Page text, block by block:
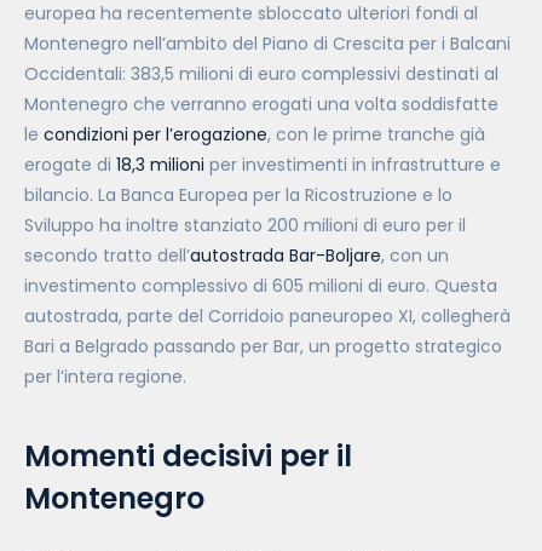
europea ha recentemente sbloccato ulteriori fondi al
Montenegro nell’ambito del Piano di Crescita per i Balcani
Occidentali: 383,5 milioni di euro complessivi destinati al
Montenegro che verranno erogati una volta soddisfatte
le condizioni per l’erogazione, con le prime tranche già
erogate di 18,3 milioni per investimenti in infrastrutture e
bilancio. La Banca Europea per la Ricostruzione e lo
Sviluppo ha inoltre stanziato 200 milioni di euro per il
secondo tratto dell’autostrada Bar-Boljare, con un
investimento complessivo di 605 milioni di euro. Questa
autostrada, parte del Corridoio paneuropeo XI, collegherà
Bari a Belgrado passando per Bar, un progetto strategico
per l’intera regione.
Momenti decisivi per il
Montenegro